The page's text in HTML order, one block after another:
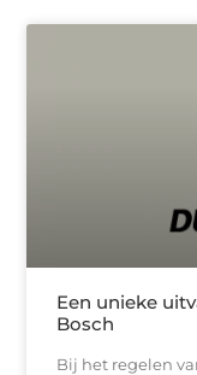
Een unieke
Bosch
Bij het regelen